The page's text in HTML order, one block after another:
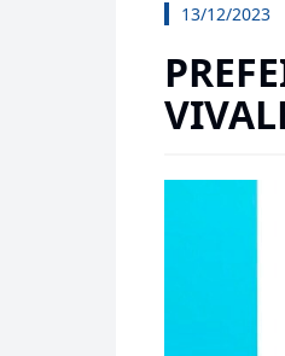
13/12/2023